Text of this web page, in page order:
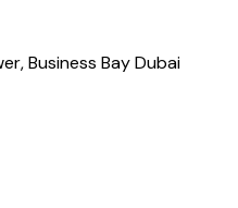
Business Bay Dubai